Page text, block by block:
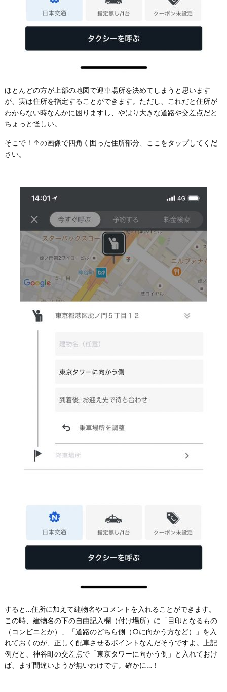
ほとんどの方が上部の地図で迎車場所を決めてしまうと思います
が、実は住所を指定することができます。ただし、これだと住所が
わからない時なんかに困りますし、やはり大きな道路や交差点だと
ちょっと怪しい。
そこで！↑の画像で四角く囲った住所部分、ここをタップしてくだ
さい。
すると…住所に加えて建物名やコメントを入れることができます。
この時、建物名の下の自由記入欄（付け場所）に「目印となるもの
（コンビニとか）」「道路のどちら側（○に向かう方など）」を入
れておくのが、正しく配車させるポイントなんだそうですよ。上記
例だと、神谷町の交差点で「東京タワーに向かう側」と入れておけ
ば、まず間違いようが無いわけです。確かに…！